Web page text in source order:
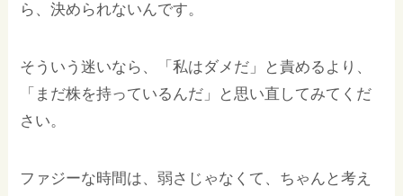
ら、決められないんです。
そういう迷いなら、「私はダメだ」と責めるより、
「まだ株を持っているんだ」と思い直してみてくだ
さい。
ファジーな時間は、弱さじゃなくて、ちゃんと考え